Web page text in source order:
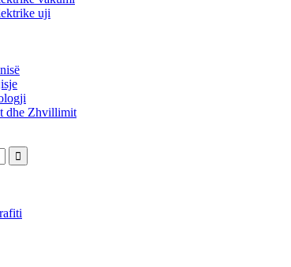
uji
dhe Zhvillimit